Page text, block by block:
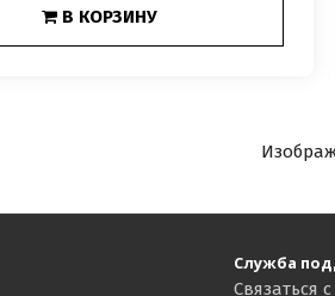
В КОРЗИНУ
Служба
Связаться